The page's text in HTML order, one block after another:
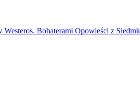
Westeros. Bohaterami Opowieści z